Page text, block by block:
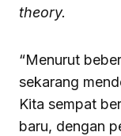
theory.
“Menurut
sekarang
Kita sempat
baru, dengan